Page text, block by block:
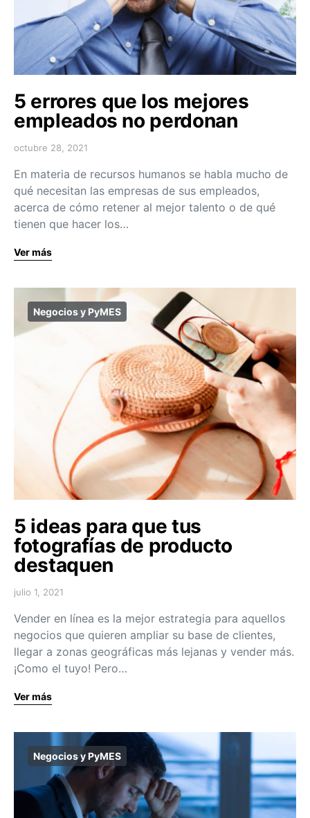
5 errores que los mejores
empleados no perdonan
octubre 28, 2021
En materia de recursos humanos se habla mucho de
qué necesitan las empresas de sus empleados,
acerca de cómo retener al mejor talento o de qué
tienen que hacer los…
Ver más
Negocios y PyMES
5 ideas para que tus
fotografías de producto
destaquen
julio 1, 2021
Vender en línea es la mejor estrategia para aquellos
negocios que quieren ampliar su base de clientes,
llegar a zonas geográficas más lejanas y vender más.
¡Como el tuyo! Pero…
Ver más
Negocios y PyMES